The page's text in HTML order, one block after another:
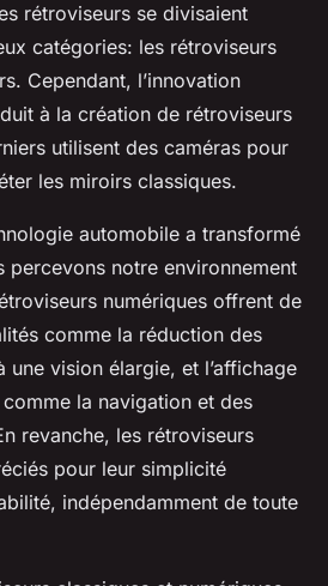
rétroviseurs se divisaient
catégories: les rétroviseurs
Cependant, l’innovation
à la création de rétroviseurs
utilisent des caméras pour
les miroirs classiques.
automobile a transformé
percevons notre environnement
numériques offrent de
comme la réduction des
une vision élargie, et l’affichage
la navigation et des
revanche, les rétroviseurs
pour leur simplicité
indépendamment de toute